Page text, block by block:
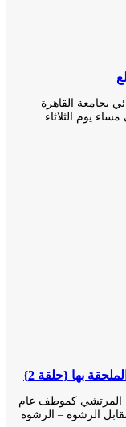
القاهرة
الثلاثاء
بها {حلقة 2}
كموظف عام
– الرشوة